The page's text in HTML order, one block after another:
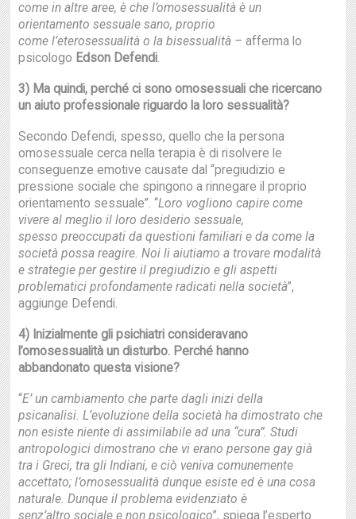
come inaltre aree, è che l’omosessualità è un
orientamento sessuale sano, proprio
comel’eterosessualità o la bisessualità –afferma lo
psicologo Edson Defendi.
3) Ma quindi, perché ci sono omosessuali che ricercano
un aiuto professionaleriguardo la loro sessualità?
Secondo Defendi, spesso, quello che la persona
omosessuale cerca nella terapia è di risolvere le
conseguenze emotive causate dal “pregiudizio e
pressione sociale che spingono a rinnegare il proprio
orientamento sessuale”. “Loro vogliono capire come
vivere al meglio il loro desiderio sessuale,
spessopreoccupati da questioni familiari e da come la
società possa reagire. Noi li aiutiamoa trovare modalità
e strategie per gestire il pregiudizio e gli aspetti
problematici profondamenteradicati nella società”,
aggiunge Defendi.
4) Inizialmente gli psichiatri consideravano
l’omosessualità un disturbo. Perché hanno
abbandonato questa visione?
“E’ un cambiamento che parte dagli inizi della
psicanalisi. L’evoluzione della società hadimostrato che
non esiste niente di assimilabile ad una “cura”. Studi
antropologici dimostrano che vi erano persone gay già
tra i Greci, tra gli Indiani, e ciò veniva comunemente
accettato;l’omosessualità dunque esiste ed è una cosa
naturale. Dunque il problema evidenziato è
senz’altrosociale e non psicologico”, spiega l’esperto